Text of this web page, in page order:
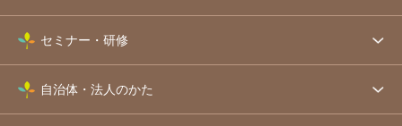
セミナー・研修
自治体・法人のかた